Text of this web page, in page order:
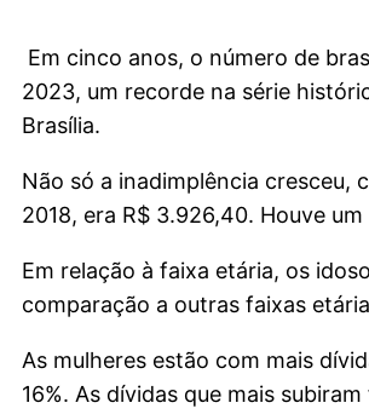
Em cinco anos, o número de
2023, um recorde na série
Brasília.
Não só a inadimplência cresceu,
2018, era R$ 3.926,40. Houve
Em relação à faixa etária, os
comparação a outras faixas
As mulheres estão com mais
16%. As dívidas que mais